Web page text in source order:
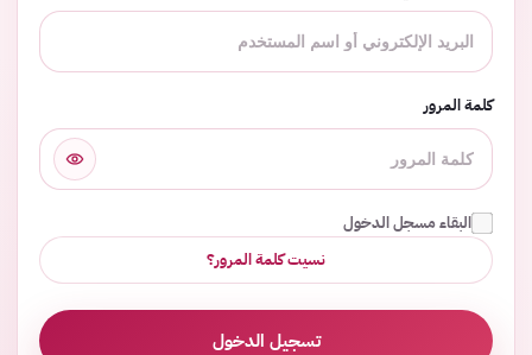
كلمة المرور
البقاء مسجل الدخول
نسيت كلمة المرور؟
تسجيل الدخول